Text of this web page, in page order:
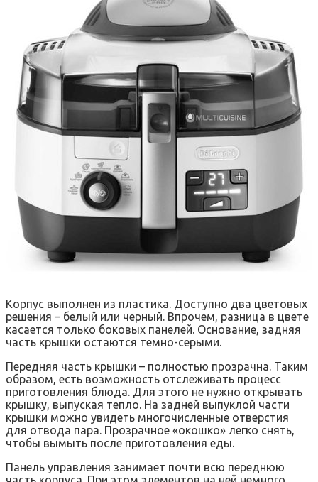
Корпус выполнен из пластика. Доступно два цветовых
решения – белый или черный. Впрочем, разница в цвете
касается только боковых панелей. Основание, задняя
часть крышки остаются темно-серыми.
Передняя часть крышки – полностью прозрачна. Таким
образом, есть возможность отслеживать процесс
приготовления блюда. Для этого не нужно открывать
крышку, выпуская тепло. На задней выпуклой части
крышки можно увидеть многочисленные отверстия
для отвода пара. Прозрачное «окошко» легко снять,
чтобы вымыть после приготовления еды.
Панель управления занимает почти всю переднюю